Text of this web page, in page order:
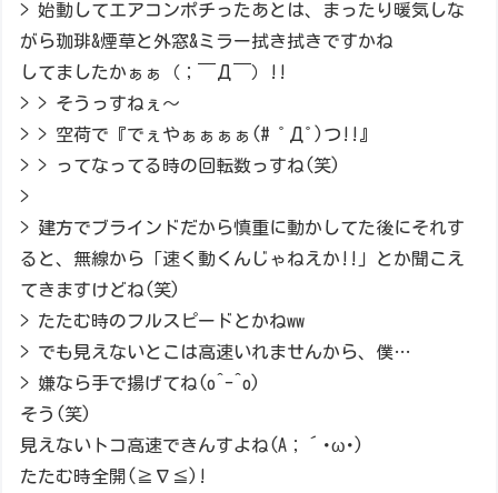
> 始動してエアコンポチったあとは、まったり暖気しな
がら珈琲&煙草と外窓&ミラー拭き拭きですかね
してましたかぁぁ（；￣Д￣）!!
> > そうっすねぇ～
> > 空荷で『でぇやぁぁぁぁ(# ﾟДﾟ)つ!!』
> > ってなってる時の回転数っすね(笑)
>
> 建方でブラインドだから慎重に動かしてた後にそれす
ると、無線から「速く動くんじゃねえか!!」とか聞こえ
てきますけどね(笑)
> たたむ時のフルスピードとかねww
> でも見えないとこは高速いれませんから、僕…
> 嫌なら手で揚げてね(o^-^o)
そう(笑)
見えないトコ高速できんすよね(A；´･ω･)
たたむ時全開(≧∇≦)!